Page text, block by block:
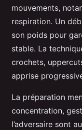
mouvements,
respiration. Un
son poids pour
stable. La
crochets,
apprise
La préparation
concentration,
l’adversaire sont